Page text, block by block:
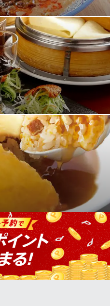
味たっぷりの自家製芝麻醤で
みます。 具は甘く味付けされ
て、小松菜を乗せました。 ラ
してゴマとナッツなどの香ば
供しており、人気のある北京ダ